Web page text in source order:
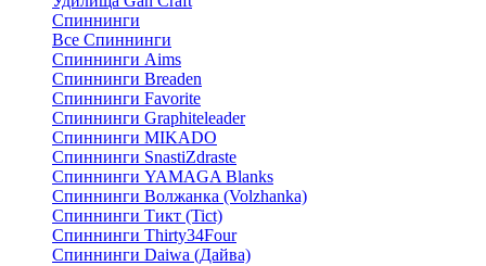
Спиннинги
Все Спиннинги
Спиннинги Aims
Спиннинги Breaden
Спиннинги Favorite
Спиннинги Graphiteleader
Спиннинги MIKADO
Спиннинги SnastiZdraste
Спиннинги YAMAGA Blanks
Спиннинги Волжанка (Volzhanka)
Спиннинги Тикт (Tict)
Спиннинги Thirty34Four
Спиннинги Daiwa (Дайва)